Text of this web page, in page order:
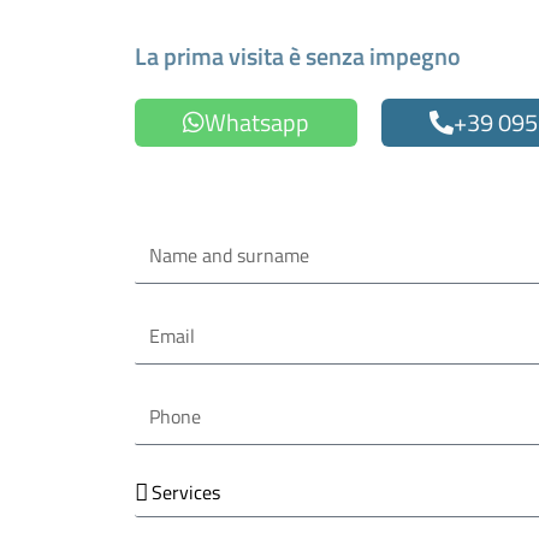
La prima visita è senza impegno
Whatsapp
+39
and
surname
Services